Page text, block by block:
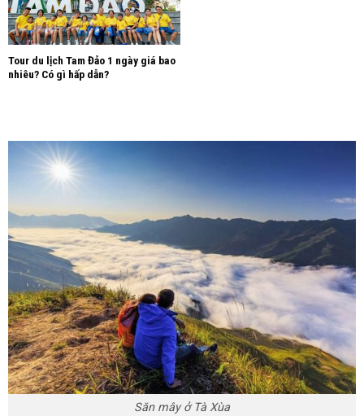
Tour du lịch Tam Đảo 1 ngày giá bao
nhiêu? Có gì hấp dẫn?
Săn mây ở Tà Xùa